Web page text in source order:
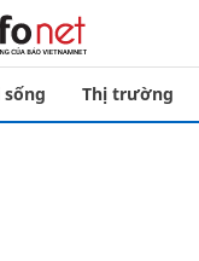
Thị trường